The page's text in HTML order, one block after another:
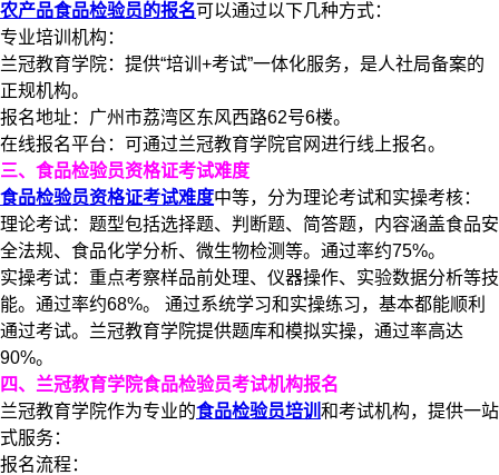
农产品食品检验员的报名可以通过以下几种方式：
专业培训机构：
兰冠教育学院：提供“培训+考试”一体化服务，是人社局备案的
正规机构。
报名地址：广州市荔湾区东风西路62号6楼。
在线报名平台：可通过兰冠教育学院官网进行线上报名。
三、食品检验员资格证考试难度
食品检验员资格证考试难度中等，分为理论考试和实操考核：
理论考试：题型包括选择题、判断题、简答题，内容涵盖食品安
全法规、食品化学分析、微生物检测等。通过率约75%。
实操考试：重点考察样品前处理、仪器操作、实验数据分析等技
能。通过率约68%。 通过系统学习和实操练习，基本都能顺利
通过考试。兰冠教育学院提供题库和模拟实操，通过率高达
90%。
四、兰冠教育学院食品检验员考试机构报名
兰冠教育学院作为专业的食品检验员培训 和考试机构，提供一站
式服务：
报名流程：